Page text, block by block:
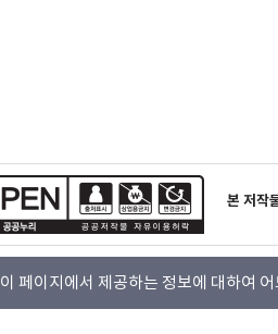
본 저작
이 페이지에서 제공하는 정보에 대하여